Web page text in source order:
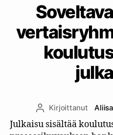
Kirjoittaja
Kirjoittanut Aliisa
Julkaisu sisältää